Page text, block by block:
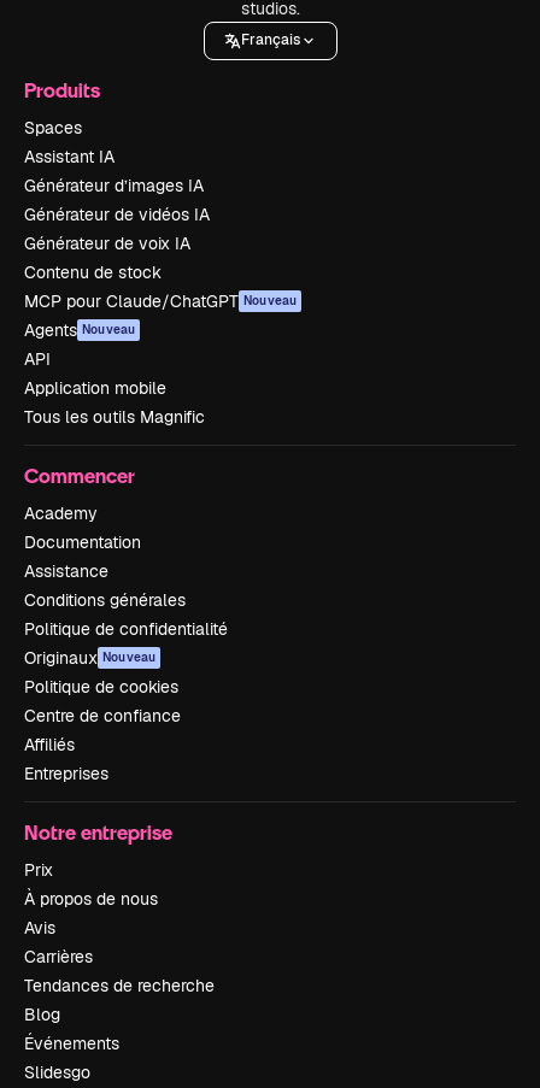
studios.
Français
Produits
Spaces
Assistant IA
Générateur d’images IA
Générateur de vidéos IA
Générateur de voix IA
Contenu de stock
MCP pour Claude/ChatGPT Nouveau
Agents Nouveau
API
Application mobile
Tous les outils Magnific
Commencer
Academy
Documentation
Assistance
Conditions générales
Politique de confidentialité
Originaux Nouveau
Politique de cookies
Centre de confiance
Affiliés
Entreprises
Notre entreprise
Prix
À propos de nous
Avis
Carrières
Tendances de recherche
Blog
Événements
Slidesgo